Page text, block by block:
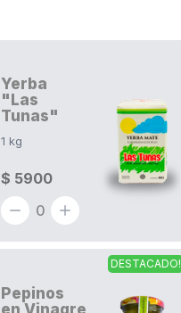
Yerba
"Las
Tunas"
1 kg
$ 5900
0
DESTACADO!
Pepinos
en Vinagre